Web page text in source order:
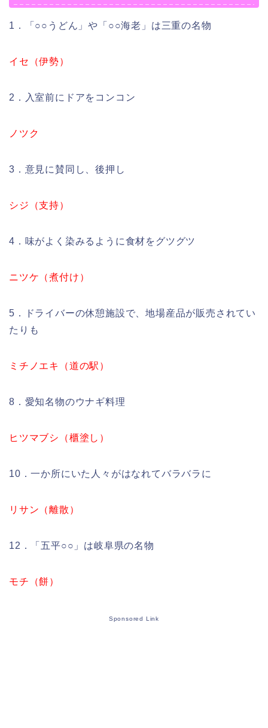
1．「○○うどん」や「○○海老」は三重の名物
イセ（伊勢）
2．入室前にドアをコンコン
ノツク
3．意見に賛同し、後押し
シジ（支持）
4．味がよく染みるように食材をグツグツ
ニツケ（煮付け）
5．ドライバーの休憩施設で、地場産品が販売されてい
たりも
ミチノエキ（道の駅）
8．愛知名物のウナギ料理
ヒツマブシ（櫃塗し）
10．一か所にいた人々がはなれてバラバラに
リサン（離散）
12．「五平○○」は岐阜県の名物
モチ（餅）
Sponsored Link